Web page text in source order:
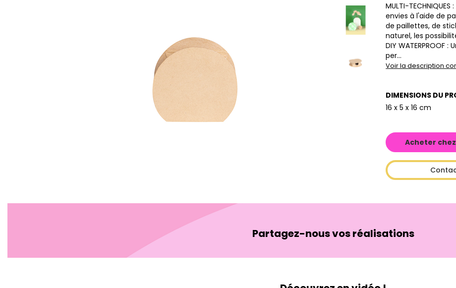
MULTI-
envies à l'aide de
de paillettes, de
naturel, les
DIY
per...
Voir la description
DIMENSIONS DU
16 x 5 x 16 cm
Acheter
Partagez-nous vos réalisations